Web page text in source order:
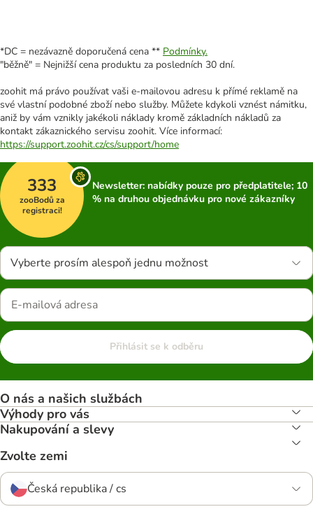
*DC = nezávazně doporučená cena ** Podmínky.
"běžně" = Nejnižší cena produktu za posledních 30 dní.
zoohit má právo používat vaši e-mailovou adresu k přímé reklamě na
své vlastní podobné zboží nebo služby. Můžete kdykoli vznést námitku,
aniž by vám vznikly jakékoli náklady kromě základních nákladů za
kontakt zákaznického servisu zoohit. Více informací:
https://support.zoohit.cz/cs/support/home
333
zooBodů za
registraci!
Newsletter: nabídky pouze pro předplatitele; 10
% na druhou objednávku pro nové zákazníky
Vyberte prosím alespoň jednu možnost
Přihlásit se k odběru
O nás a našich službách
Výhody pro vás
Nakupování a slevy
Zvolte zemi
Česká republika / cs